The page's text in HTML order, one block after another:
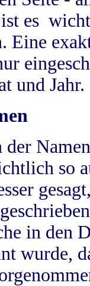
es
Eine
und Jahr.
der
so
in
wurde,